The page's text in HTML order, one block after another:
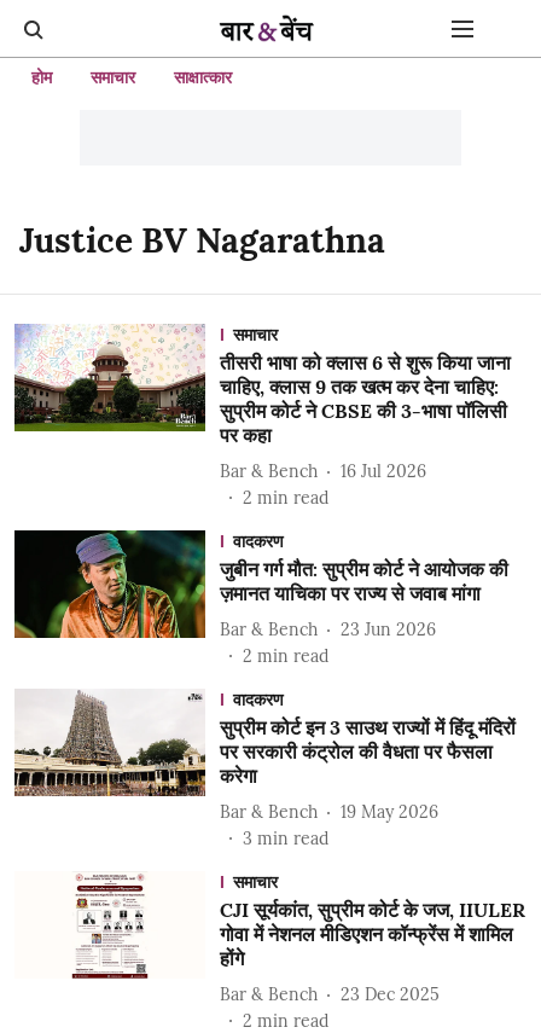
होम समाचार साक्षात्कार
Justice BV Nagarathna
समाचार
तीसरी भाषा को क्लास 6 से शुरू किया जाना
चाहिए, क्लास 9 तक खत्म कर देना चाहिए:
सुप्रीम कोर्ट ने CBSE की 3-भाषा पॉलिसी
पर कहा
Bar & Bench
16 Jul 2026
2 min read
वादकरण
जुबीन गर्ग मौत: सुप्रीम कोर्ट ने आयोजक की
ज़मानत याचिका पर राज्य से जवाब मांगा
Bar & Bench
23 Jun 2026
2 min read
वादकरण
सुप्रीम कोर्ट इन 3 साउथ राज्यों में हिंदू मंदिरों
पर सरकारी कंट्रोल की वैधता पर फैसला
करेगा
Bar & Bench
19 May 2026
3 min read
समाचार
CJI सूर्यकांत, सुप्रीम कोर्ट के जज, IIULER
गोवा में नेशनल मीडिएशन कॉन्फ्रेंस में शामिल
होंगे
Bar & Bench
23 Dec 2025
2 min read